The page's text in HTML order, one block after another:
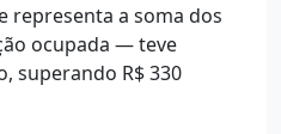
a soma dos
ocupada — teve
superando R$ 330